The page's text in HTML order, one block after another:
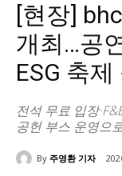
[현장]
개최…공
ESG 축제
전석 무료 입장
공헌 부스 운영으
By 주영환 기자